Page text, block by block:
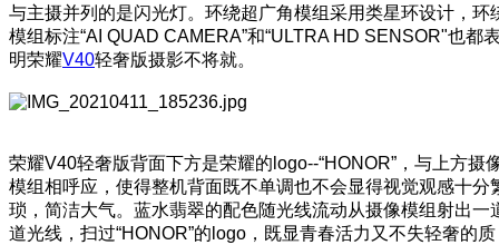
与主摄并列的是闪光灯。环绕超广角模组采用类星环设计，环
模组标注“AI QUAD CAMERA”和“ULTRA HD SENSOR"也都
明荣耀V40轻奢版摄影不将就。
荣耀V40轻奢版背面下方是荣耀的logo--“HONOR”，与上方摄
模组相呼应，使得整机背面既不单调也不会显得视觉观感十分
琐，简洁大气。蓝水翡翠的配色随光线流动从摄像模组射出一
道光线，扫过“HONOR”的logo，既显青春活力又不失轻奢的质